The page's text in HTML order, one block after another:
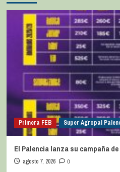
Primera FEB Super Agropal
El Palencia lanza su campaña
agosto 7, 2026 0